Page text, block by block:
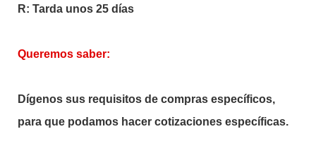
R: Tarda unos 25 días
Queremos saber:
Dígenos sus requisitos de compras específicos,
para que podamos hacer cotizaciones específicas.